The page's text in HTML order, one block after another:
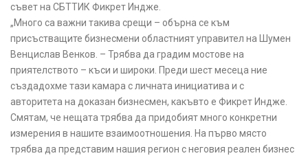
съвет на СБТТИК Фикрет Индже.
„Много са важни такива срещи – обърна се към
присъстващите бизнесмени областният управител на Шумен
Венцислав Венков. – Трябва да градим мостове на
приятелството – къси и широки. Преди шест месеца ние
създадохме тази камара с личната инициатива и с
авторитета на доказан бизнесмен, какъвто е Фикрет Индже.
Смятам, че нещата трябва да придобият много конкретни
измерения в нашите взаимоотношения. На първо място
трябва да представим нашия регион с неговия реален бизнес